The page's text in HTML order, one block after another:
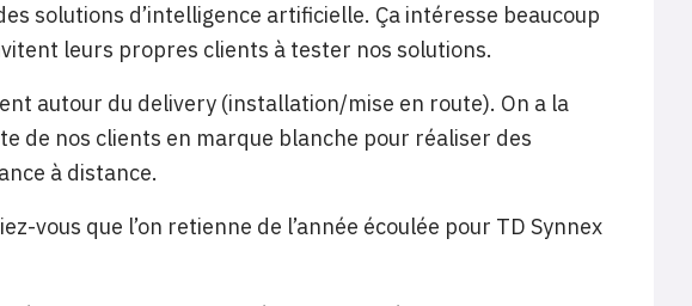
solutions d’intelligence artificielle. Ça intéresse beaucoup
leurs propres clients à tester nos solutions.
autour du delivery (installation/mise en route). On a la
de nos clients en marque blanche pour réaliser des
à distance.
vous que l’on retienne de l’année écoulée pour TD Synnex